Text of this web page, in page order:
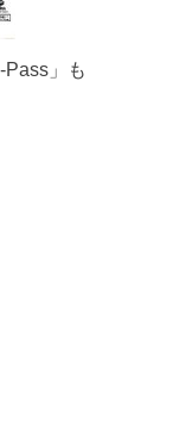
Pass」も